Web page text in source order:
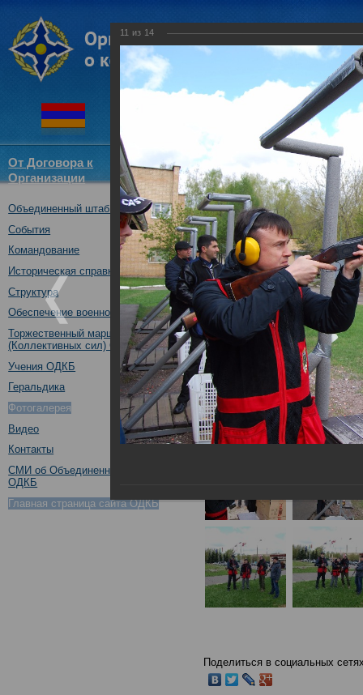
От Договора к
Организации
Структура
ОДКБ
Новости
Объединенный штаб ОДКБ
События
Командование
Историческая справка
Структура
Обеспечение военной безопасности
Торжественный марш Войск
(Коллективных сил) ОДКБ
Учения ОДКБ
Геральдика
Фотогалерея
Видео
Контакты
СМИ об Объединенном штабе
ОДКБ
Главная страница сайта ОДКБ
Объединенный штаб ОДКБ
соревнованиях по стендовой
13.05.2017
Поделиться в социальных
11 из 14